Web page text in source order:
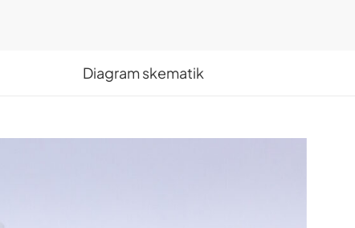
Diagram skematik